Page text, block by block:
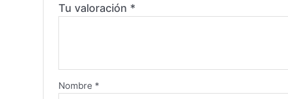
Tu valoración *
Nombre *